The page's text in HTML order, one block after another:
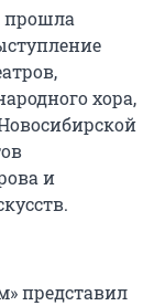
прошла
хора,
и
представил